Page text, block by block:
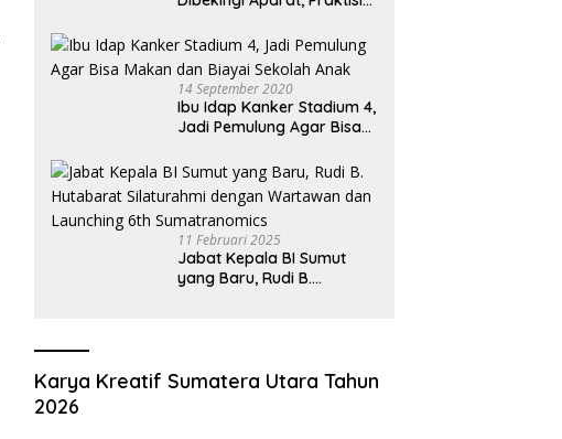
Oknum Pembeking
14 September 2020
Ibu Idap Kanker Stadium 4,
Jadi Pemulung Agar Bisa
Anak
11 Februari 2025
Jabat Kepala BI Sumut
yang Baru, Rudi B.
Karya Kreatif Sumatera Utara Tahun
2026